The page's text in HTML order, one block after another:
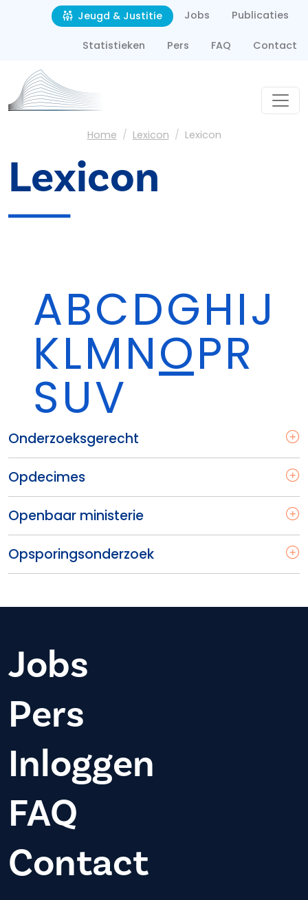
Overslaan en naar de inhoud gaan
Second navigation
Jeugd & Justitie Jobs Publicaties
Statistieken Pers FAQ Contact
Kruimelpad
Home Lexicon Lexicon
Lexicon
ABCDGHIJ
KLMNOPR
SUV
Onderzoeksgerecht
Opdecimes
Openbaar ministerie
Opsporingsonderzoek
Jobs
Pers
Inloggen
FAQ
Contact